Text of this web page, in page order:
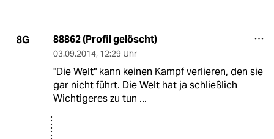
8G 88862 (Profil gelöscht)
03.09.2014, 12:29 Uhr
"Die Welt" kann keinen Kampf verlieren, den sie
gar nicht führt. Die Welt hat ja schließlich
Wichtigeres zu tun ...